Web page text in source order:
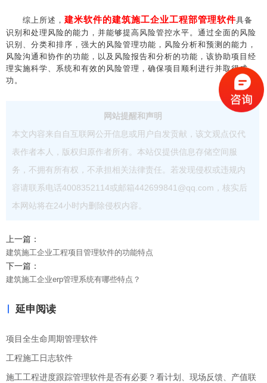
综上所述， 建米软件的建筑施工企业工程部管理软件具备
识别和处理风险的能力，并能够提高风险管控水平。通过全面的风险
识别、分类和排序，强大的风险管理功能，风险分析和预测的能力，
风险沟通和协作的功能，以及风险报告和分析的功能，该协助项目经
理实施科学、系统和有效的风险管理，确保项目顺利进行并取得成
功。
网站提醒和声明
本文内容来自自互联网公开信息或用户自发贡献，该文观点仅代
表作者本人，版权归原作者所有。本站仅提供信息存储空间服
务，不拥有所有权，不承担相关法律责任。若发现侵权或违规内
容请联系电话4008352114或邮箱442699841@qq.com，核实后
本网站将在24小时内删除侵权内容。
上一篇：
建筑施工企业工程项目管理软件的功能特点
下一篇：
建筑施工企业erp管理系统有哪些特点？
延申阅读
项目全生命周期管理软件
工程施工日志软件
施工工程进度跟踪管理软件是否有必要？看计划、现场反馈、产值联